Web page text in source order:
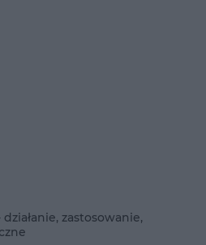
zastosowanie,